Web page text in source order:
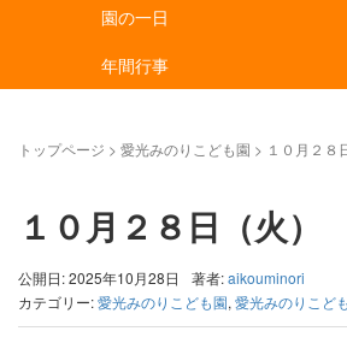
園の一日
年間行事
トップページ > 愛光みのりこども園 > １０月２８
１０月２８日（火）
公開日: 2025年10月28日 著者:aikouminori
カテゴリー:愛光みのりこども園, 愛光みのりこど